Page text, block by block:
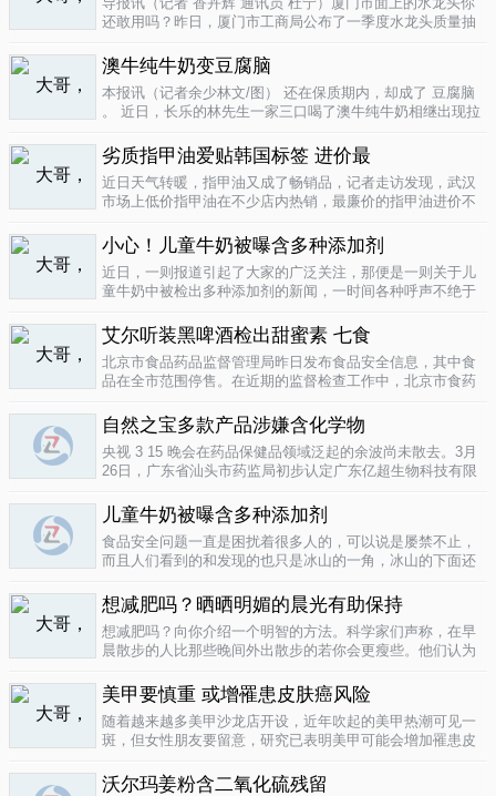
还敢用吗？昨日，厦门市工商局公布了一季度水龙头质量抽
批次不合格原因是会产生剧毒。不合格率53.3%涉及多个品
牌据介绍，厦门市工商局今..
澳牛纯牛奶变豆腐脑
本报讯（记者余少林文/图） 还在保质期内，却成了 豆腐脑
。 近日，长乐的林先生一家三口喝了澳牛纯牛奶相继出现拉
纯牛奶并 不纯 ，呈凝固状，像酸奶。昨日上午，林先生向长
乐工商局12315投..
劣质指甲油爱贴韩国标签 进价最
近日天气转暖，指甲油又成了畅销品，记者走访发现，武汉
市场上低价指甲油在不少店内热销，最廉价的指甲油进价不
渡桥夜市上，不少摊位都有五颜六色的指甲油摆卖。 韩国进
口指甲油只要9元，另一个韩国..
小心！儿童牛奶被曝含多种添加剂
近日，一则报道引起了大家的广泛关注，那便是一则关于儿
童牛奶中被检出多种添加剂的新闻，一时间各种呼声不绝于
慌。 每天一斤奶，强壮中国人 ，到底让儿童强壮起来的是牛
奶，还是添加剂？超市中的儿童牛..
艾尔听装黑啤酒检出甜蜜素 七食
北京市食品药品监督管理局昨日发布食品安全信息，其中食
品在全市范围停售。在近期的监督检查工作中，北京市食药
带集团北京蓝宝酒业有限公司生产的 艾尔 听装黑啤酒，检出
不得检出的甜蜜素。北京市..
自然之宝多款产品涉嫌含化学物
央视 3 15 晚会在药品保健品领域泛起的余波尚未散去。3月
26日，广东省汕头市药监局初步认定广东亿超生物科技有限
已涉嫌构成生产销售伪劣产品罪，决定将案件移送汕头市公
安局依法查处。亿..
儿童牛奶被曝含多种添加剂
食品安全问题一直是困扰着很多人的，可以说是屡禁不止，
而且人们看到的和发现的也只是冰山的一角，冰山的下面还
中国家向发达国家进展的过程中的必经之路吧，但是，人们
要为这种发展付出一定的代价，尤其..
想减肥吗？晒晒明媚的晨光有助保持
想减肥吗？向你介绍一个明智的方法。科学家们声称，在早
晨散步的人比那些晚间外出散步的若你会更瘦些。他们认为
国研究人员让54名男性和女性研究参与者在手腕上戴上监控
器，记录他们在一个星期内晒太阳..
美甲要慎重 或增罹患皮肤癌风险
随着越来越多美甲沙龙店开设，近年吹起的美甲热潮可见一
斑，但女性朋友要留意，研究已表明美甲可能会增加罹患皮
美甲很受欢迎是因为它可以防止指甲断裂。但专家表示，美
沃尔玛姜粉含二氧化硫残留